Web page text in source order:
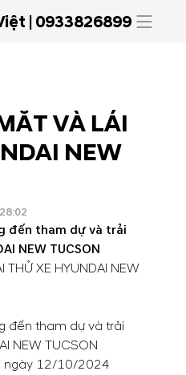
| 0933826899
VÀ LÁI
NEW
đến tham dự và trải
NEW TUCSON
THỬ XE HYUNDAI NEW
đến tham dự và trải
NEW TUCSON
ngày 12/10/2024